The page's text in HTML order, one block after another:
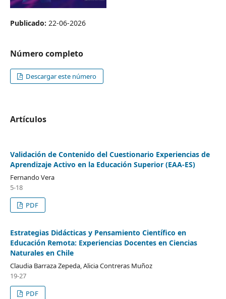
Publicado: 22-06-2026
Número completo
Descargar este número
Artículos
Validación de Contenido del Cuestionario Experiencias de
Aprendizaje Activo en la Educación Superior (EAA-ES)
Fernando Vera
5-18
PDF
Estrategias Didácticas y Pensamiento Científico en
Educación Remota: Experiencias Docentes en Ciencias
Naturales en Chile
Claudia Barraza Zepeda, Alicia Contreras Muñoz
19-27
PDF